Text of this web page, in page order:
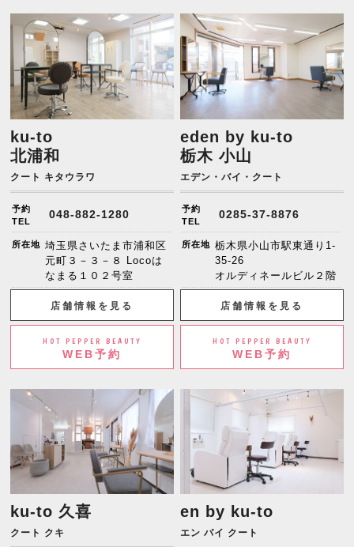
ku-to
北浦和
クート キタウラワ
予約
TEL
048-882-1280
所在地 埼玉県さいたま市浦和区
元町３－３－８ Locoは
なまる１０２号室
店舗情報を見る
HOT PEPPER BEAUTY
WEB予約
eden by ku-to
栃木 小山
エデン・バイ・クート
予約
TEL
0285-37-8876
所在地 栃木県小山市駅東通り1-
35-26
オルディネールビル２階
店舗情報を見る
HOT PEPPER BEAUTY
WEB予約
ku-to 久喜
クート クキ
en by ku-to
エン バイ クート